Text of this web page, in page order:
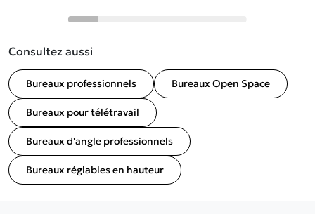
Consultez aussi
Bureaux professionnels Bureaux Open Space
Bureaux pour télétravail
Bureaux d'angle professionnels
Bureaux réglables en hauteur